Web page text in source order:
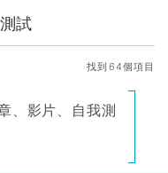
試
找到64個項目
、影片、自我測